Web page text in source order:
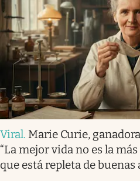
Viral. Marie Curie,
“La mejor vida no es la
que está repleta de buenas